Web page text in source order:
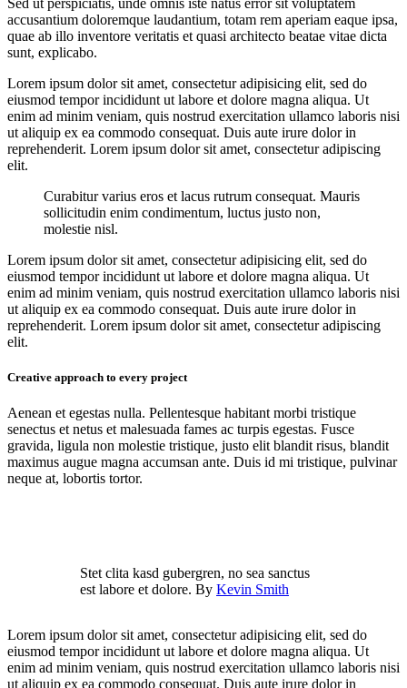
Sed ut perspiciatis, unde omnis iste natus error sit voluptatem
accusantium doloremque laudantium, totam rem aperiam eaque ipsa,
quae ab illo inventore veritatis et quasi architecto beatae vitae dicta
sunt, explicabo.
Lorem ipsum dolor sit amet, consectetur adipisicing elit, sed do
eiusmod tempor incididunt ut labore et dolore magna aliqua. Ut
enim ad minim veniam, quis nostrud exercitation ullamco laboris nisi
ut aliquip ex ea commodo consequat. Duis aute irure dolor in
reprehenderit. Lorem ipsum dolor sit amet, consectetur adipiscing
elit.
Curabitur varius eros et lacus rutrum consequat. Mauris
sollicitudin enim condimentum, luctus justo non,
molestie nisl.
Lorem ipsum dolor sit amet, consectetur adipisicing elit, sed do
eiusmod tempor incididunt ut labore et dolore magna aliqua. Ut
enim ad minim veniam, quis nostrud exercitation ullamco laboris nisi
ut aliquip ex ea commodo consequat. Duis aute irure dolor in
reprehenderit. Lorem ipsum dolor sit amet, consectetur adipiscing
elit.
Creative approach to every project
Aenean et egestas nulla. Pellentesque habitant morbi tristique
senectus et netus et malesuada fames ac turpis egestas. Fusce
gravida, ligula non molestie tristique, justo elit blandit risus, blandit
maximus augue magna accumsan ante. Duis id mi tristique, pulvinar
neque at, lobortis tortor.
Stet clita kasd gubergren, no sea sanctus
est labore et dolore. By Kevin Smith
Lorem ipsum dolor sit amet, consectetur adipisicing elit, sed do
eiusmod tempor incididunt ut labore et dolore magna aliqua. Ut
enim ad minim veniam, quis nostrud exercitation ullamco laboris nisi
ut aliquip ex ea commodo consequat. Duis aute irure dolor in